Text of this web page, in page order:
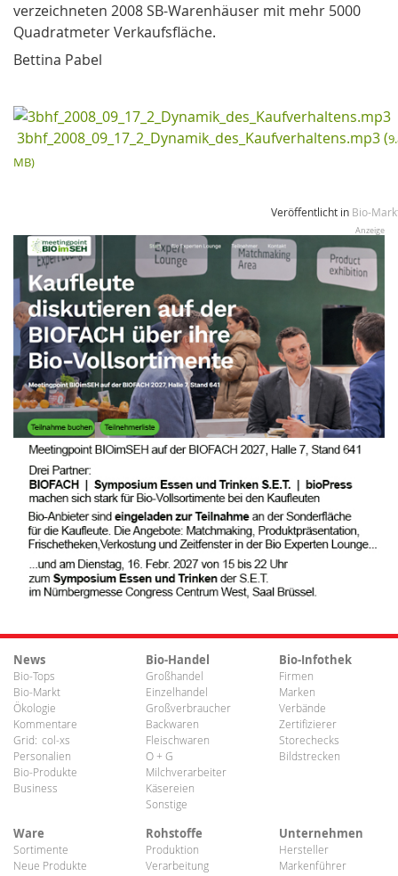
verzeichneten 2008 SB-Warenhäuser mit mehr 5000
Quadratmeter Verkaufsflä­che.
Bettina Pabel
3bhf_2008_09_17_2_Dynamik_des_Kaufverhaltens.mp3 (
MB)
Veröffentlicht in Bio-
Anzeige
News
Bio-Tops
Bio-Markt
Ökologie
Kommentare
Grid: col-xs
Personalien
Bio-Produkte
Business
Bio-Handel
Großhandel
Einzelhandel
Großverbraucher
Backwaren
Fleischwaren
O + G
Milchverarbeiter
Käsereien
Sonstige
Bio-Infothek
Firmen
Marken
Verbände
Zertifizierer
Storechecks
Bildstrecken
Ware
Sortimente
Neue Produkte
Rohstoffe
Produktion
Verarbeitung
Unternehmen
Hersteller
Markenführer